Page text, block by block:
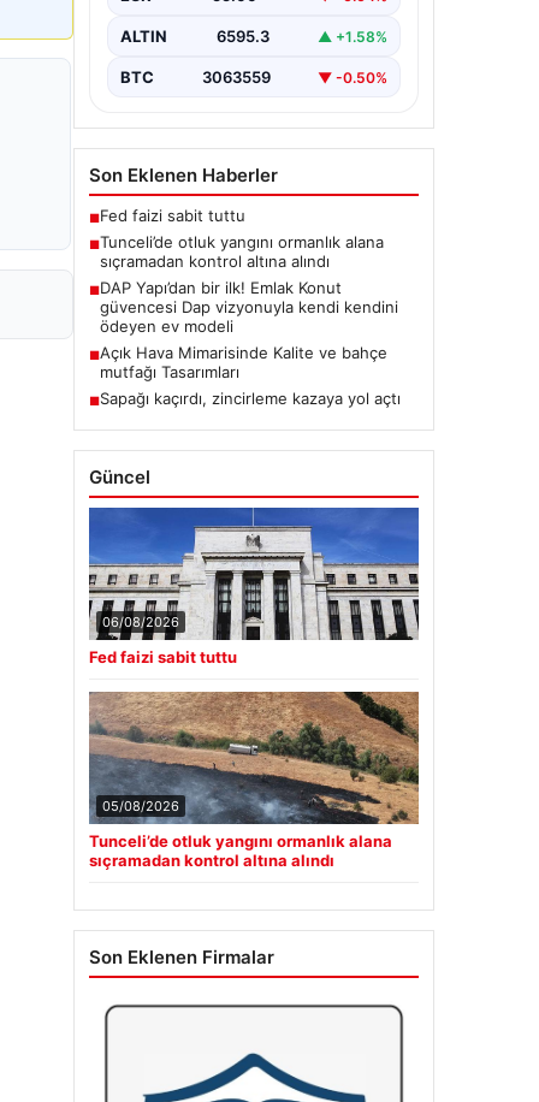
Karyemez köyleri arasında bulunan
belirlenemeyen bir nedenle…
ALTIN 6595.3 ▲ +1.58%
BTC 3063559 ▼ -0.50%
Son Eklenen Haberler
■Fed faizi sabit tuttu
■Tunceli’de otluk yangını ormanlık alana
sıçramadan kontrol altına alındı
■DAP Yapı’dan bir ilk! Emlak Konut
güvencesi Dap vizyonuyla kendi kendini
ödeyen ev modeli
■Açık Hava Mimarisinde Kalite ve bahçe
mutfağı Tasarımları
■Sapağı kaçırdı, zincirleme kazaya yol açtı
Güncel
06/08/2026
Fed faizi sabit tuttu
05/08/2026
Tunceli’de otluk yangını ormanlık alana
sıçramadan kontrol altına alındı
Son Eklenen Firmalar